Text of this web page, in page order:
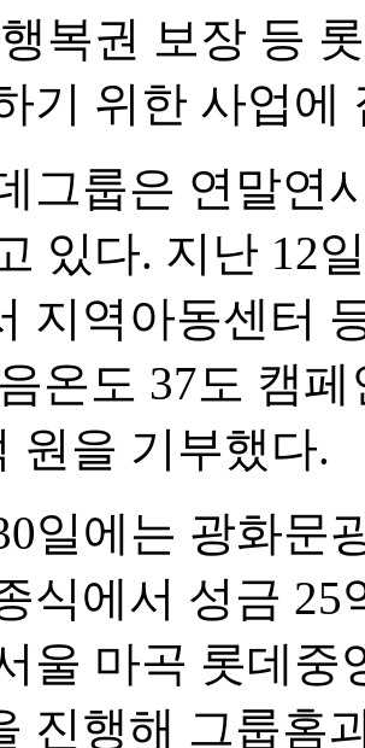
복권 보장 등
기 위한 사업에
그룹은 연말연
있다. 지난 12
지역아동센터
온도 37도 캠
원을 기부했다.
일에는 광화문
식에서 성금
울 마곡 롯데
진행해 그룹홈